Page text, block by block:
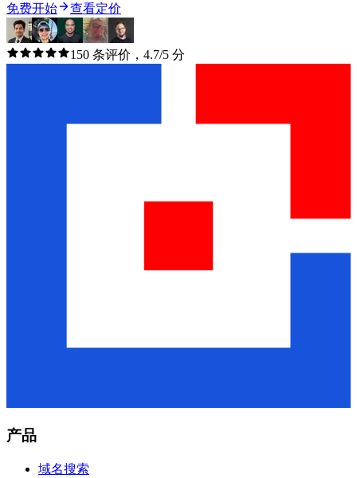
免费开始 查看定价
150 条评价，4.7/5 分
产品
域名搜索